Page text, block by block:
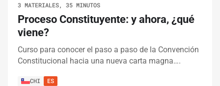
3 MATERIALES, 35 MINUTOS
Proceso Constituyente: y ahora, ¿qué
viene?
Curso para conocer el paso a paso de la Convención
Constitucional hacia una nueva carta magna….
CHI ES